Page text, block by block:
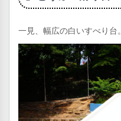
一見、幅広の白いすべり台。